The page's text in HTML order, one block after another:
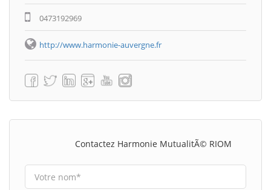
0473192969
http://www.harmonie-auvergne.fr
Contactez Harmonie MutualitÃ© RIOM